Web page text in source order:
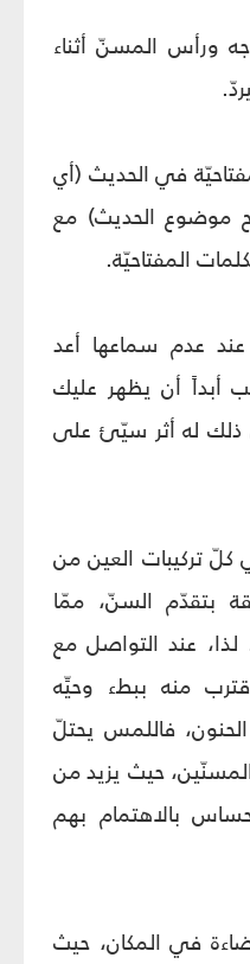
ورأس المسنّ أثناء
في الحديث (أي
موضوع الحديث) مع
المفتاحيّة.
عند عدم سماعها أعد
أبداً أن يظهر عليك
ذلك له أثر سيّئ على
كلّ تركيبات العين من
بتقدّم السنّ، ممّا
عند التواصل مع
منه ببطء وحيِّه
فاللمس يحتلّ
حيث يزيد من
بالاهتمام بهم
في المكان، حيث